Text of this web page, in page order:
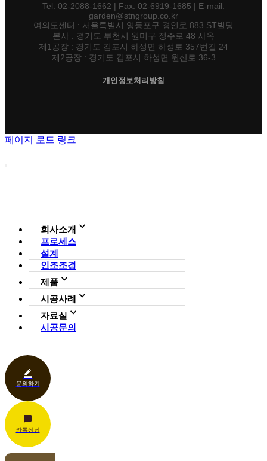
Tel: 02-2088-1662 | Fax: 02-6919-1685 | E-mail:
garden@stngroup.co.kr
여의도센터 : 서울특별시 영등포구 경인로 883 ST빌딩
본사 : 경기도 부천시 원미구 정주로 48 사옥
제1공장 : 경기도 김포시 하성면 하성로 357번길 24
제2공장 : 경기도 김포시 하성면 원산로 36-3
개인정보처리방침
페이지 로드 링크
회사소개
CI
가든연구소
프로세스
설계
인조조경
제품
전체보기
일루미아트리
시공사례
호텔·펜션·리조트·캠핑장
자료실
시공문의
문의하기
카톡상담